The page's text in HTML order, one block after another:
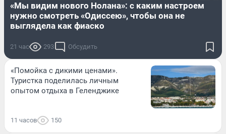
«Мы видим нового Нолана»: с каким настроем
нужно смотреть «Одиссею», чтобы она не
выглядела как фиаско
21 час 293 Обсудить
«Помойка с дикими ценами».
Туристка поделилась личным
опытом отдыха в Геленджике
11 часов 150